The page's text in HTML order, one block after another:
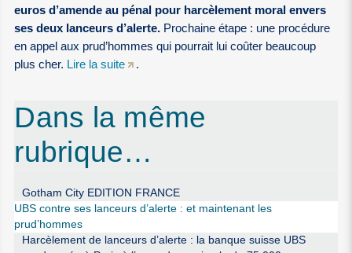
euros d’amende au pénal pour harcèlement moral envers
ses deux lanceurs d’alerte. Prochaine étape : une procédure
en appel aux prud’hommes qui pourrait lui coûter beaucoup
plus cher. Lire la suite .
Dans la même
rubrique…
Gotham City EDITION FRANCE
UBS contre ses lanceurs d’alerte : et maintenant les
prud’hommes
Harcèlement de lanceurs d’alerte : la banque suisse UBS